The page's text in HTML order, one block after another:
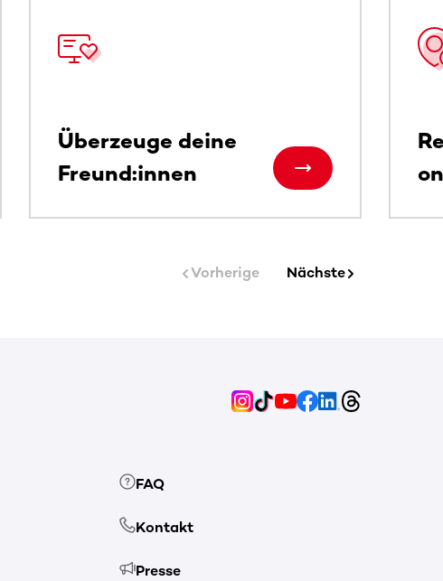
Überzeuge deine
Freund:innen
Vorherige Nächste
FAQ
Kontakt
Presse